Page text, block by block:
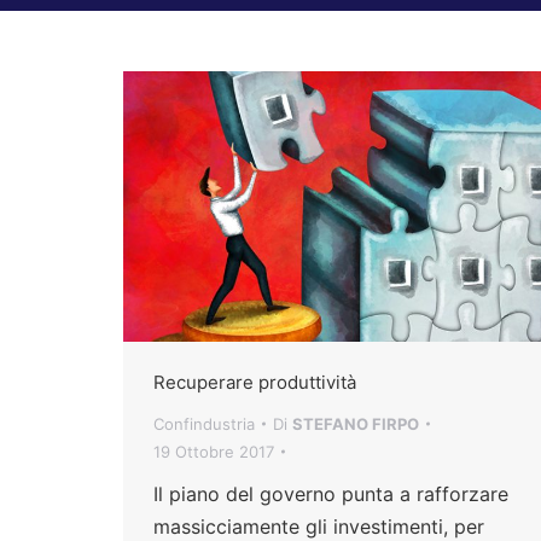
Recuperare produttività
Confindustria Di STEFANO FIRPO
19 Ottobre 2017
Il piano del governo punta a rafforzare
massicciamente gli investimenti, per